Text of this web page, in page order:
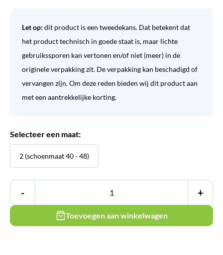
Let op: dit product is een tweedekans. Dat betekent dat
het product technisch in goede staat is, maar lichte
gebruikssporen kan vertonen en/of niet (meer) in de
originele verpakking zit. De verpakking kan beschadigd of
vervangen zijn. Om deze reden bieden wij dit product aan
met een aantrekkelijke korting.
Selecteer een maat:
2 (schoenmaat 40 - 48)
- +
Toevoegen aan winkelwagen